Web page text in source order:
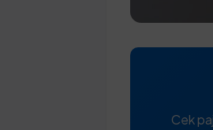
Cek